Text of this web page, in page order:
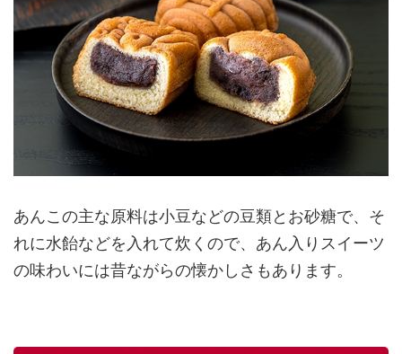
あんこの主な原料は小豆などの豆類とお砂糖で、そ
れに水飴などを入れて炊くので、あん入りスイーツ
の味わいには昔ながらの懐かしさもあります。